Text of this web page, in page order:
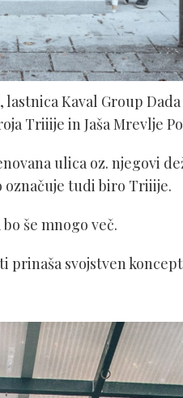
Kaval Group
Triiije in Jaša Mrevlje
ulica oz. njegovi
tudi biro Triiije.
še mnogo več.
prinaša svojstven